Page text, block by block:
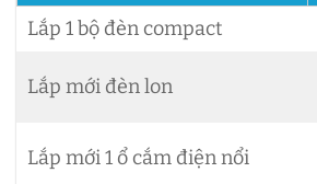
Lắp 1 bộ đèn compact
Lắp mới đèn lon
Lắp mới 1 ổ cắm điện nổi